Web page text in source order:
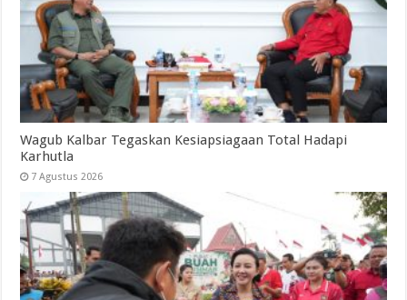
Wagub Kalbar Tegaskan Kesiapsiagaan Total Hadapi
Karhutla
7 Agustus 2026